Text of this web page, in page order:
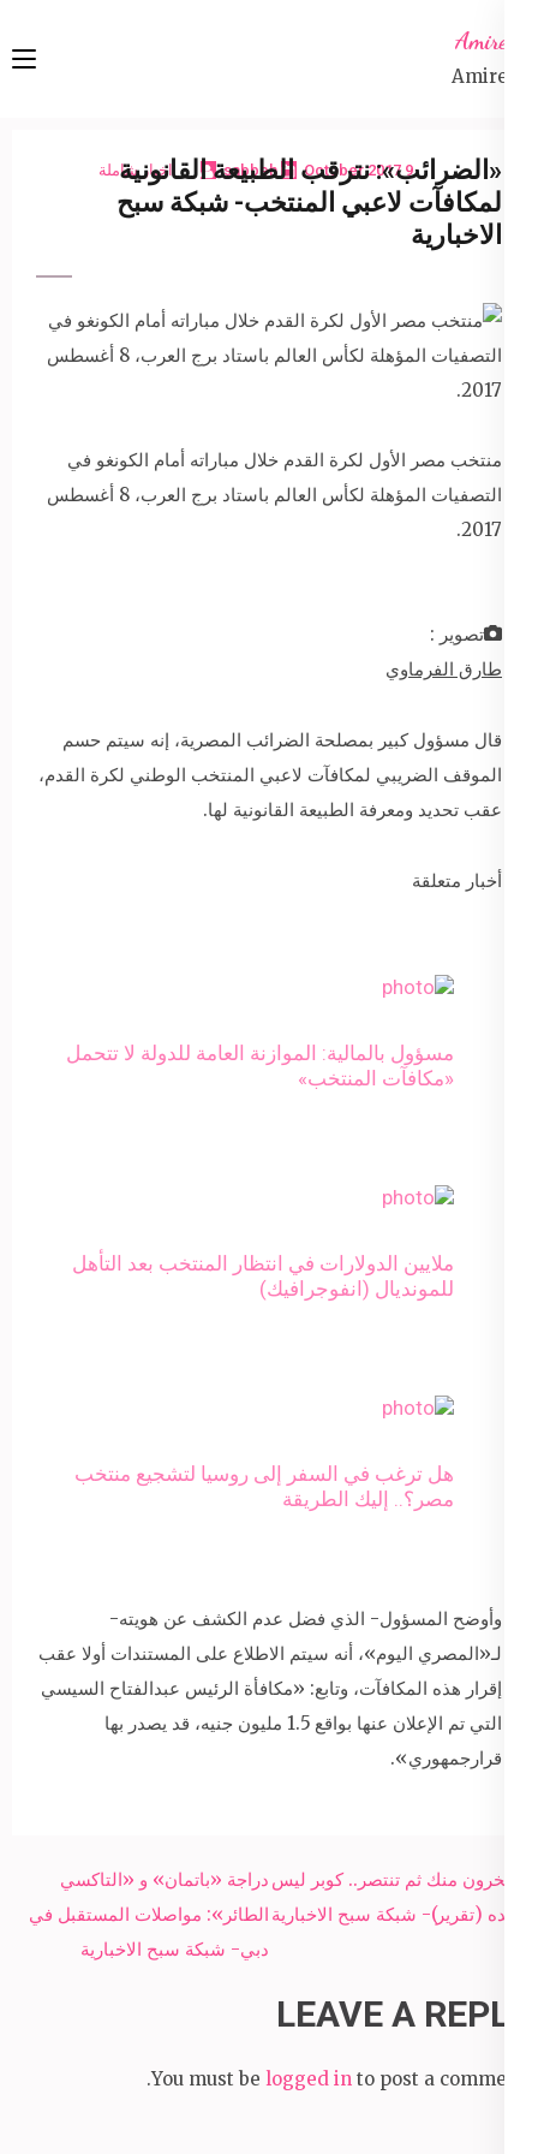
content
Enter)
Amireta
Amireta
9 October 2017
sabbeh اخبار شاملة
«الضرائب»: نترقب الطبيعة القانونية
لمكافآت لاعبي المنتخب- شبكة سبح
الاخبارية
منتخب مصر الأول لكرة القدم خلال مباراته أمام الكونغو في
التصفيات المؤهلة لكأس العالم باستاد برج العرب، 8 أغسطس
2017.
تصوير :
طارق الفرماوي
قال مسؤول كبير بمصلحة الضرائب المصرية، إنه سيتم حسم
الموقف الضريبي لمكافآت لاعبي المنتخب الوطني لكرة القدم،
عقب تحديد ومعرفة الطبيعة القانونية لها.
أخبار متعلقة
مسؤول بالمالية: الموازنة العامة للدولة لا تتحمل
«مكافآت المنتخب»
ملايين الدولارات في انتظار المنتخب بعد التأهل
للمونديال (انفوجرافيك)
هل ترغب في السفر إلى روسيا لتشجيع منتخب
مصر؟.. إليك الطريقة
وأوضح المسؤول- الذي فضل عدم الكشف عن هويته-
لـ«المصري اليوم»، أنه سيتم الاطلاع على المستندات أولا عقب
إقرار هذه المكافآت، وتابع: «مكافأة الرئيس عبدالفتاح السيسي
التي تم الإعلان عنها بواقع 1.5 مليون جنيه، قد يصدر بها
قرارجمهوري».
Post
navigation
دراجة «باتمان» و «التاكسي
الطائر»: مواصلات المستقبل في
دبي- شبكة سبح الاخبارية
يسخرون منك ثم تنتصر.. كوبر ليس
وحده (تقرير)- شبكة سبح الاخبارية
LEAVE A REPLY
You must be logged in to post a comment.